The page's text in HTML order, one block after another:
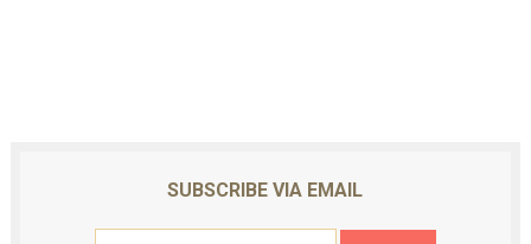
SUBSCRIBE VIA EMAIL